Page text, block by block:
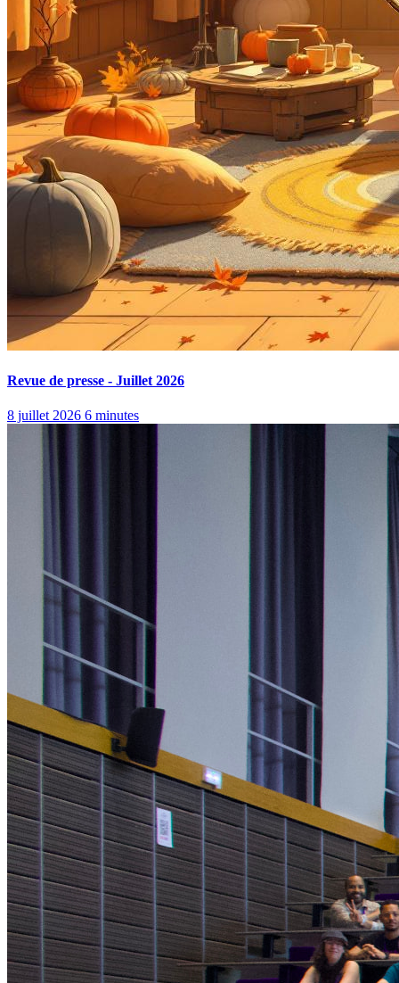
Revue de presse - Juillet 2026
8 juillet 2026 6 minutes